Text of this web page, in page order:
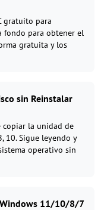
gratuito para
fondo para obtener el
gratuita y los
sin Reinstalar
copiar la unidad de
10. Sigue leyendo y
operativo sin
Windows 11/10/8/7